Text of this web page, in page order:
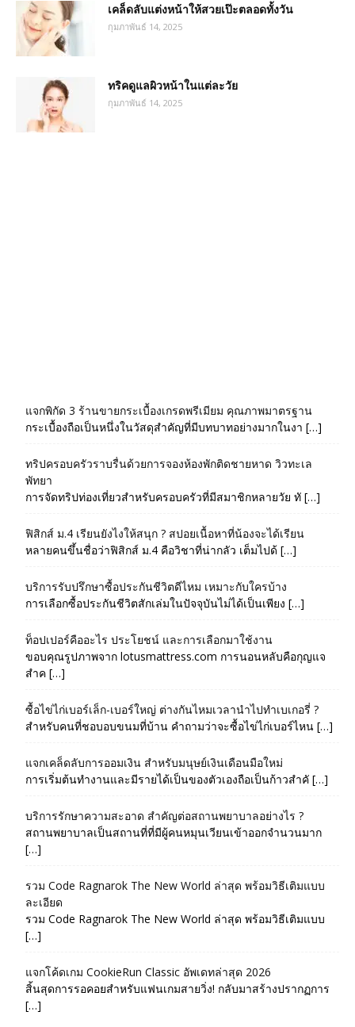
เคล็ดลับแต่งหน้าให้สวยเป๊ะตลอดทั้งวัน
กุมภาพันธ์ 14, 2025
ทริคดูแลผิวหน้าในแต่ละวัย
กุมภาพันธ์ 14, 2025
แจกพิกัด 3 ร้านขายกระเบื้องเกรดพรีเมียม คุณภาพมาตรฐาน
กระเบื้องถือเป็นหนึ่งในวัสดุสำคัญที่มีบทบาทอย่างมากในงา […]
ทริปครอบครัวราบรื่นด้วยการจองห้องพักติดชายหาด วิวทะเล
พัทยา
การจัดทริปท่องเที่ยวสำหรับครอบครัวที่มีสมาชิกหลายวัย ทั […]
ฟิสิกส์ ม.4 เรียนยังไงให้สนุก ? สปอยเนื้อหาที่น้องจะได้เรียน
หลายคนขึ้นชื่อว่าฟิสิกส์ ม.4 คือวิชาที่น่ากลัว เต็มไปด้ […]
บริการรับปรึกษาซื้อประกันชีวิตดีไหม เหมาะกับใครบ้าง
การเลือกซื้อประกันชีวิตสักเล่มในปัจจุบันไม่ได้เป็นเพียง […]
ท็อปเปอร์คืออะไร ประโยชน์ และการเลือกมาใช้งาน
ขอบคุณรูปภาพจาก lotusmattress.com การนอนหลับคือกุญแจ
สำค […]
ซื้อไข่ไก่เบอร์เล็ก-เบอร์ใหญ่ ต่างกันไหมเวลานำไปทำเบเกอรี่ ?
สำหรับคนที่ชอบอบขนมที่บ้าน คำถามว่าจะซื้อไข่ไก่เบอร์ไหน […]
แจกเคล็ดลับการออมเงิน สำหรับมนุษย์เงินเดือนมือใหม่
การเริ่มต้นทำงานและมีรายได้เป็นของตัวเองถือเป็นก้าวสำคั […]
บริการรักษาความสะอาด สำคัญต่อสถานพยาบาลอย่างไร ?
สถานพยาบาลเป็นสถานที่ที่มีผู้คนหมุนเวียนเข้าออกจำนวนมาก
[…]
รวม Code Ragnarok The New World ล่าสุด พร้อมวิธีเติมแบบ
ละเอียด
รวม Code Ragnarok The New World ล่าสุด พร้อมวิธีเติมแบบ
[…]
แจกโค้ดเกม CookieRun Classic อัพเดทล่าสุด 2026
สิ้นสุดการรอคอยสำหรับแฟนเกมสายวิ่ง! กลับมาสร้างปรากฏการ
[…]